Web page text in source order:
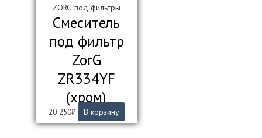
ZORG под фильтры
Смеситель
под фильтр
ZorG
ZR334YF
(хром)
20 250₽ В корзину